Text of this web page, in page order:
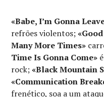
«Babe, I’m Gonna
refrões violentos;
Many More Times»
Time Is Gonna Come»
rock;«Black Mountain
«Communication
frenético, soa a um